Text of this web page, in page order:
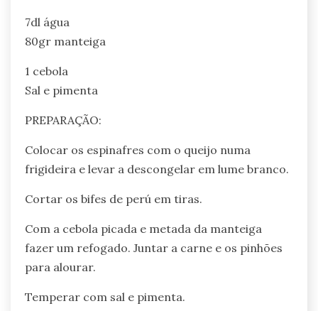
7dl água
80gr manteiga
1 cebola
Sal e pimenta
PREPARAÇÃO:
Colocar os espinafres com o queijo numa
frigideira e levar a descongelar em lume branco.
Cortar os bifes de perú em tiras.
Com a cebola picada e metada da manteiga
fazer um refogado. Juntar a carne e os pinhões
para alourar.
Temperar com sal e pimenta.